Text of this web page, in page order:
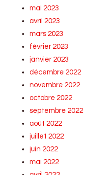
mai 2023
avril 2023
mars 2023
février 2023
janvier 2023
décembre 2022
novembre 2022
octobre 2022
septembre 2022
août 2022
juillet 2022
juin 2022
mai 2022